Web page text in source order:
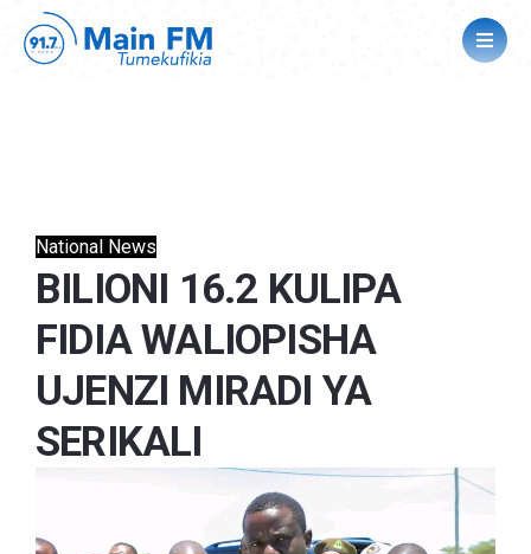
National News
BILIONI 16.2 KULIPA
FIDIA WALIOPISHA
UJENZI MIRADI YA
SERIKALI